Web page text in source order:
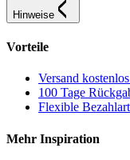
Hinweise
Vorteile
Versand
100 Tage
Flexible
Mehr Inspiration